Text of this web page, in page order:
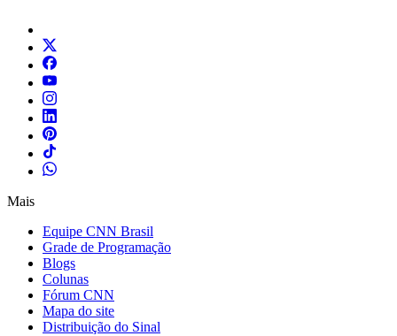
Mais
Equipe CNN Brasil
Grade de Programação
Blogs
Colunas
Fórum CNN
Mapa do site
Distribuição do Sinal